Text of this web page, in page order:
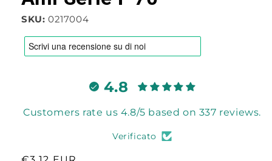
SKU: 0217004
4.8
Customers rate us 4.8/5 based on 337 reviews.
Verificato